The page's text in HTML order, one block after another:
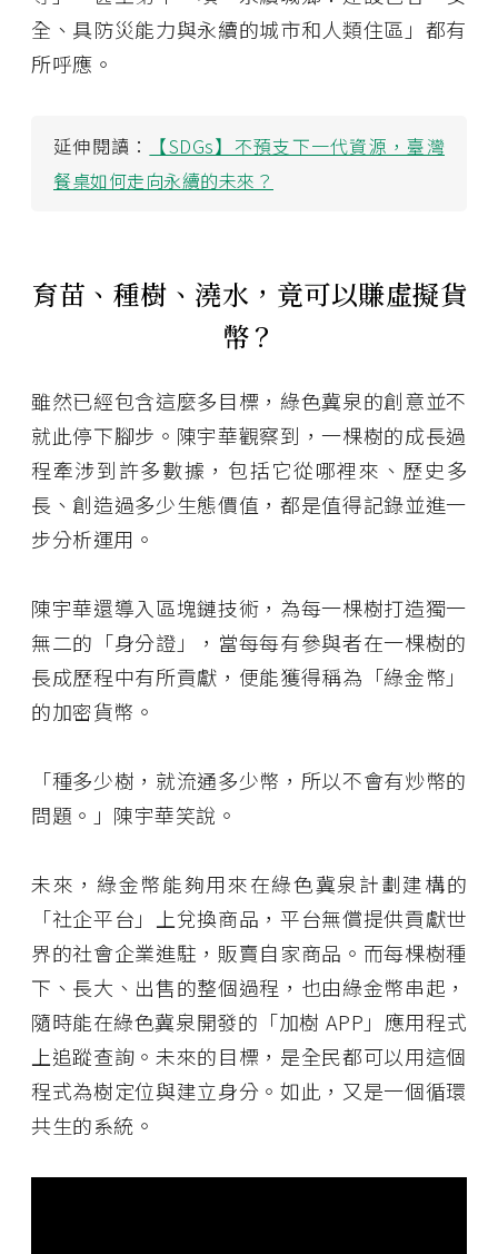
全、具防災能力與永續的城市和人類住區」都有
所呼應。
延伸閱讀：
【SDGs】不預支下一代資源，臺灣
餐桌如何走向永續的未來？
育苗、種樹、澆水，竟可以賺虛擬貨
幣？
雖然已經包含這麼多目標，綠色冀泉的創意並不
就此停下腳步。陳宇華觀察到，一棵樹的成長過
程牽涉到許多數據，包括它從哪裡來、歷史多
長、創造過多少生態價值，都是值得記錄並進一
步分析運用。
陳宇華還導入區塊鏈技術，為每一棵樹打造獨一
無二的「身分證」，當每每有參與者在一棵樹的
長成歷程中有所貢獻，便能獲得稱為「綠金幣」
的加密貨幣。
「種多少樹，就流通多少幣，所以不會有炒幣的
問題。」陳宇華笑說。
未來，綠金幣能夠用來在綠色冀泉計劃建構的
「社企平台」上兌換商品，平台無償提供貢獻世
界的社會企業進駐，販賣自家商品。而每棵樹種
下、長大、出售的整個過程，也由綠金幣串起，
隨時能在綠色冀泉開發的「加樹 APP」應用程式
上追蹤查詢。未來的目標，是全民都可以用這個
程式為樹定位與建立身分。如此，又是一個循環
共生的系統。